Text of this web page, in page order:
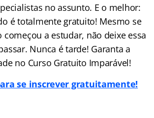
no assunto. E o melhor:
é totalmente gratuito! Mesmo se
começou a estudar, não deixe essa
Nunca é tarde! Garanta a
no Curso Gratuito Imparável!
se inscrever gratuitamente!